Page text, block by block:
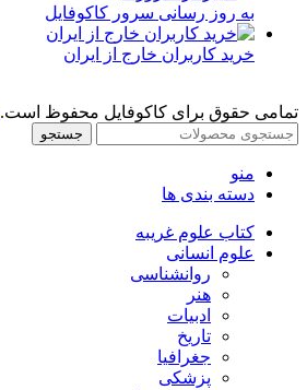
به روز رسانی سرور کاکوفایل
خرید کاربران خارج از ایران
تمامی حقوق برای کاکوفایل محفوظ است.
جستجو
منو
دسته بندی ها
کتاب علوم غریبه
علوم انسانی
روانشناسی
هنر
ادبیات
تاریخ
جغرافیا
پزشکی